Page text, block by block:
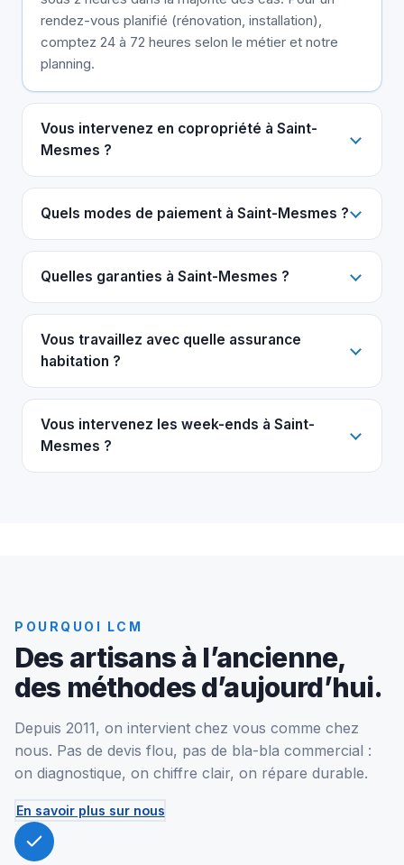
rendez-vous planifié (rénovation, installation),
comptez 24 à 72 heures selon le métier et notre
planning.
Vous intervenez en copropriété à Saint-
Mesmes ?
Quels modes de paiement à Saint-Mesmes ?
Quelles garanties à Saint-Mesmes ?
Vous travaillez avec quelle assurance
habitation ?
Vous intervenez les week-ends à Saint-
Mesmes ?
POURQUOI LCM
Des artisans à l’ancienne,
des méthodes d’aujourd’hui.
Depuis 2011, on intervient chez vous comme chez
nous. Pas de devis flou, pas de bla-bla commercial :
on diagnostique, on chiffre clair, on répare durable.
En savoir plus sur nous